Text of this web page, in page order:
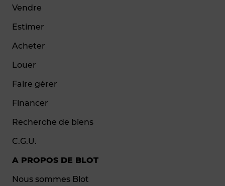
Vendre
Estimer
Acheter
Louer
Faire gérer
Financer
Recherche de biens
C.G.U.
A PROPOS DE BLOT
Nous sommes Blot